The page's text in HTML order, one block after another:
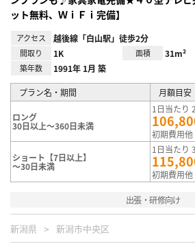
ット無料、ＷｉＦｉ完備】
アクセス 越後線「白山駅」徒歩2分
間取り 1K 面積 31m²
築年数 1991年 1月 築
プラン名・期間 月額目安
ロング
30日以上～360日未満
1日当たり
初期費用
ショート【7日以上】
～30日未満
1日当たり
初期費用
出張・研修向け
新潟県 新潟市中央区